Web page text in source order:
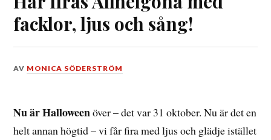
facklor, ljus och sång!
DEN
2019
AV MONICA SÖDERSTRÖM
Nu är Halloweenöver – det var 31 oktober. Nu är det en
helt annan högtid – vi får fira med ljus och glädje istället